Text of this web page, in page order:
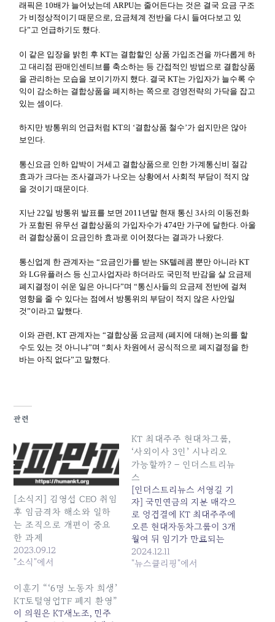
래픽은 10배가 늘어났는데 ARPU는 줄어든다는 것은 결국 요금 구조
가 비정상적이기 때문으로, 요금체계 전반을 다시 들여다보고 있
다”고 언급하기도 했다.
이 같은 입장을 밝힌 후 KT는 결합할인 상품 가입조건을 까다롭게 하
고 대리점 판매인센티브를 축소하는 등 간접적인 방법으로 결합상품
을 관리하는 모습을 보이기까지 했다. 결국 KT는 가입자가 늘수록 수
익이 감소하는 결합상품을 폐지하는 쪽으로 경영전략의 가닥을 잡고
있는 셈이다.
하지만 방통위의 언급처럼 KT의 ‘결합상품 철수’가 쉽지만은 않아
보인다.
통신요금 인하 압박이 거세고 결합상품으로 인한 가계통신비 절감
효과가 크다는 조사결과가 나오는 상황에서 사회적 부담이 적지 않
을 것이기 때문이다.
지난 22일 방통위 발표를 보면 2011년말 현재 통신 3사의 이동전화
가 포함된 유무선 결합상품의 가입자수가 474만 가구에 달한다. 아울
러 결합상품이 요금인하 효과로 이어졌다는 결과가 나왔다.
통신업계 한 관계자는 “요금인가를 받는 SK텔레콤 뿐만 아니라 KT
와 LG유플러스 등 신고사업자라 하더라도 국민적 반감을 살 요금제
폐지결정이 쉬운 일은 아니다”며 “통신사들의 요금제 전반에 걸쳐
영향을 줄 수 있다는 점에서 방통위의 부담이 적지 않은 사안일
것”이라고 말했다.
이와 관련, KT 관계자는 “결합상품 요금제 (폐지에 대해) 논의를 할
수도 있는 것 아니냐”며 “회사 차원에서 공식적으로 폐지결정을 한
바는 아직 없다”고 말했다.
관련
[소식지] 김영섭 CEO 취임
후 임금격차 해소와 일하
는 조직으로 개편이 중요
한 과제
2023.09.12
"소식"에서
KT 최대주주 현대차그룹,
‘사외이사 3인’ 시나리오
가능할까? – 인더스트리뉴
스
[인더스트리뉴스 서영길 기
자] 국민연금의 지분 매각으
로 엉겹결에 KT 최대주주에
오른 현대자동차그룹이 3개
월여 뒤 임기가 만료되는
KT 사외이사 자리에 추가
인사를 진입시켜 우회적 경
2024.12.11
"뉴스클리핑"에서
이훈기 “‘6명 노동자 희생’
KT토털영업TF 폐지 환영”
이 의원은 KT새노조, 민주